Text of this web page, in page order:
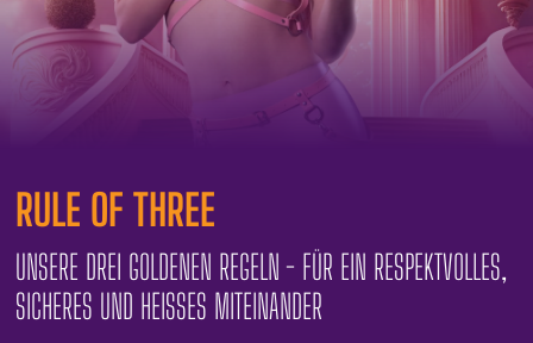
RULE OF THREE
UNSERE DREI GOLDENEN REGELN - FÜR EIN RESPEKTVOLLES,
SICHERES UND HEISSES MITEINANDER